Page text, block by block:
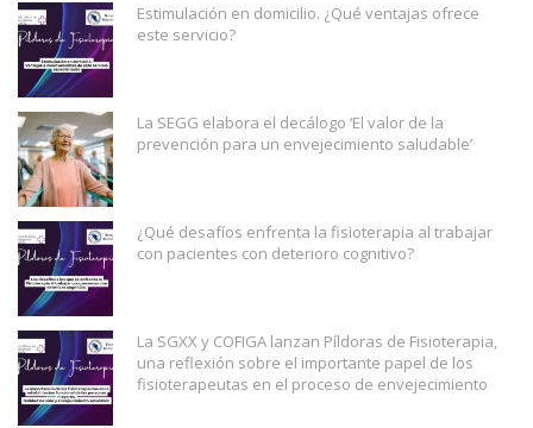
Estimulación en domicilio. ¿Qué ventajas ofrece
este servicio?
La SEGG elabora el decálogo ‘El valor de la
prevención para un envejecimiento saludable’
¿Qué desafíos enfrenta la fisioterapia al trabajar
con pacientes con deterioro cognitivo?
La SGXX y COFIGA lanzan Píldoras de Fisioterapia,
una reflexión sobre el importante papel de los
fisioterapeutas en el proceso de envejecimiento